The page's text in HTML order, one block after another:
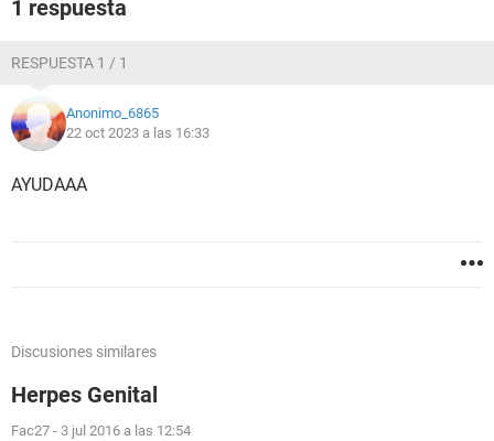
1 respuesta
RESPUESTA 1 / 1
Anonimo_6865
22 oct 2023 a las 16:33
AYUDAAA
Discusiones similares
Herpes Genital
Fac27 - 3 jul 2016 a las 12:54